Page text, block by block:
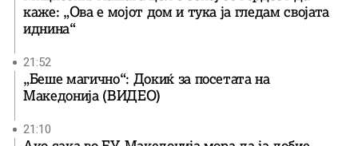
каже: „Ова е мојот дом и тука ја гледам својата
иднина“
21:52
„Беше магично“: Докиќ за посетата на
Македонија (ВИДЕО)
21:10